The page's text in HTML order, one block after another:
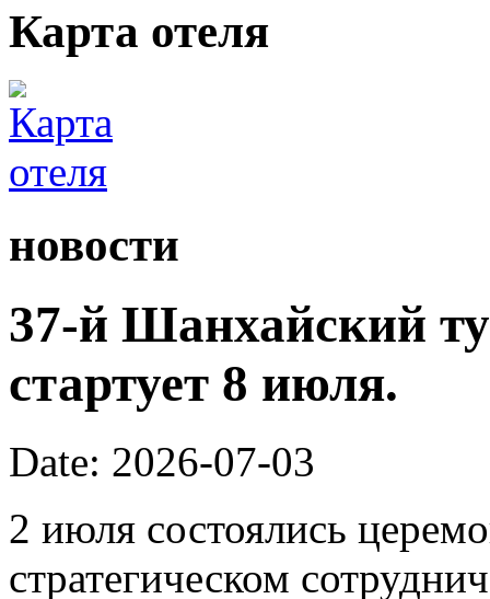
Карта отеля
новости
37-й Шанхайский
стартует 8 июля.
Date: 2026-07-03
2 июля состоялись
стратегическом